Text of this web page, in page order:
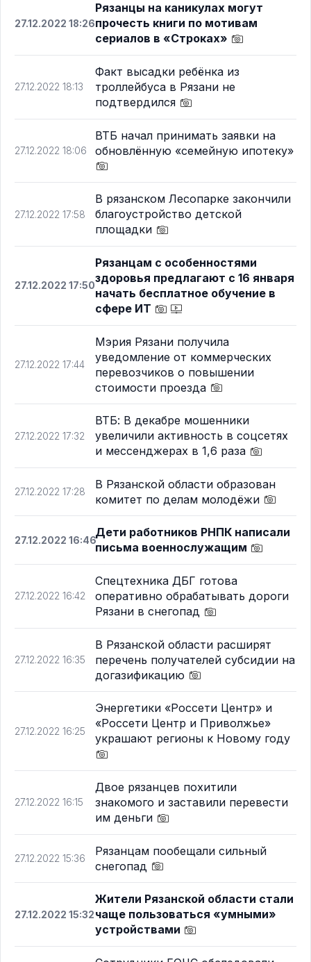
27.12.2022 18:26
Рязанцы на каникулах могут
прочесть книги по мотивам
сериалов в «Строках»
27.12.2022 18:13
Факт высадки ребёнка из
троллейбуса в Рязани не
подтвердился
27.12.2022 18:06
ВТБ начал принимать заявки на
обновлённую «семейную ипотеку»
27.12.2022 17:58
В рязанском Лесопарке закончили
благоустройство детской
площадки
27.12.2022 17:50
Рязанцам с особенностями
здоровья предлагают с 16 января
начать бесплатное обучение в
сфере ИТ
27.12.2022 17:44
Мэрия Рязани получила
уведомление от коммерческих
перевозчиков о повышении
стоимости проезда
27.12.2022 17:32
ВТБ: В декабре мошенники
увеличили активность в соцсетях
и мессенджерах в 1,6 раза
27.12.2022 17:28
В Рязанской области образован
комитет по делам молодёжи
27.12.2022 16:46
Дети работников РНПК написали
письма военнослужащим
27.12.2022 16:42
Спецтехника ДБГ готова
оперативно обрабатывать дороги
Рязани в снегопад
27.12.2022 16:35
В Рязанской области расширят
перечень получателей субсидии на
догазификацию
27.12.2022 16:25
Энергетики «Россети Центр» и
«Россети Центр и Приволжье»
украшают регионы к Новому году
27.12.2022 16:15
Двое рязанцев похитили
знакомого и заставили перевести
им деньги
27.12.2022 15:36
Рязанцам пообещали сильный
снегопад
27.12.2022 15:32
Жители Рязанской области стали
чаще пользоваться «умными»
устройствами